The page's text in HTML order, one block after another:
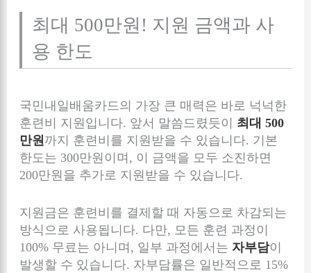
최대 500만원! 지원 금액과 사
용 한도
국민내일배움카드의 가장 큰 매력은 바로 넉넉한
훈련비 지원입니다. 앞서 말씀드렸듯이 최대 500
만원 까지 훈련비를 지원받을 수 있습니다. 기본
한도는 300만원이며, 이 금액을 모두 소진하면
200만원을 추가로 지원받을 수 있습니다.
지원금은 훈련비를 결제할 때 자동으로 차감되는
방식으로 사용됩니다. 다만, 모든 훈련 과정이
100% 무료는 아니며, 일부 과정에서는 자부담이
발생할 수 있습니다. 자부담률은 일반적으로 15%